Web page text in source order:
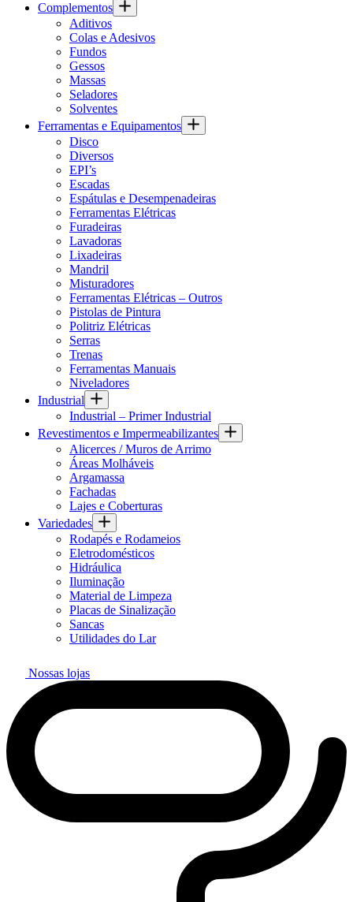
Complementos
Aditivos
Colas e Adesivos
Fundos
Gessos
Massas
Seladores
Solventes
Ferramentas e Equipamentos
Disco
Diversos
EPI’s
Escadas
Espátulas e Desempenadeiras
Ferramentas Elétricas
Furadeiras
Lavadoras
Lixadeiras
Mandril
Misturadores
Ferramentas Elétricas – Outros
Pistolas de Pintura
Politriz Elétricas
Serras
Trenas
Ferramentas Manuais
Niveladores
Industrial
Industrial – Primer Industrial
Revestimentos e Impermeabilizantes
Alicerces / Muros de Arrimo
Áreas Molháveis
Argamassa
Fachadas
Lajes e Coberturas
Variedades
Rodapés e Rodameios
Eletrodomésticos
Hidráulica
Iluminação
Material de Limpeza
Placas de Sinalização
Sancas
Utilidades do Lar
Nossas lojas